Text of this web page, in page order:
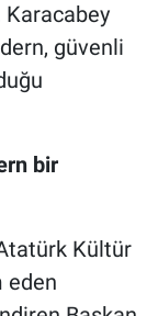
güvenli
bir
Kültür
eden